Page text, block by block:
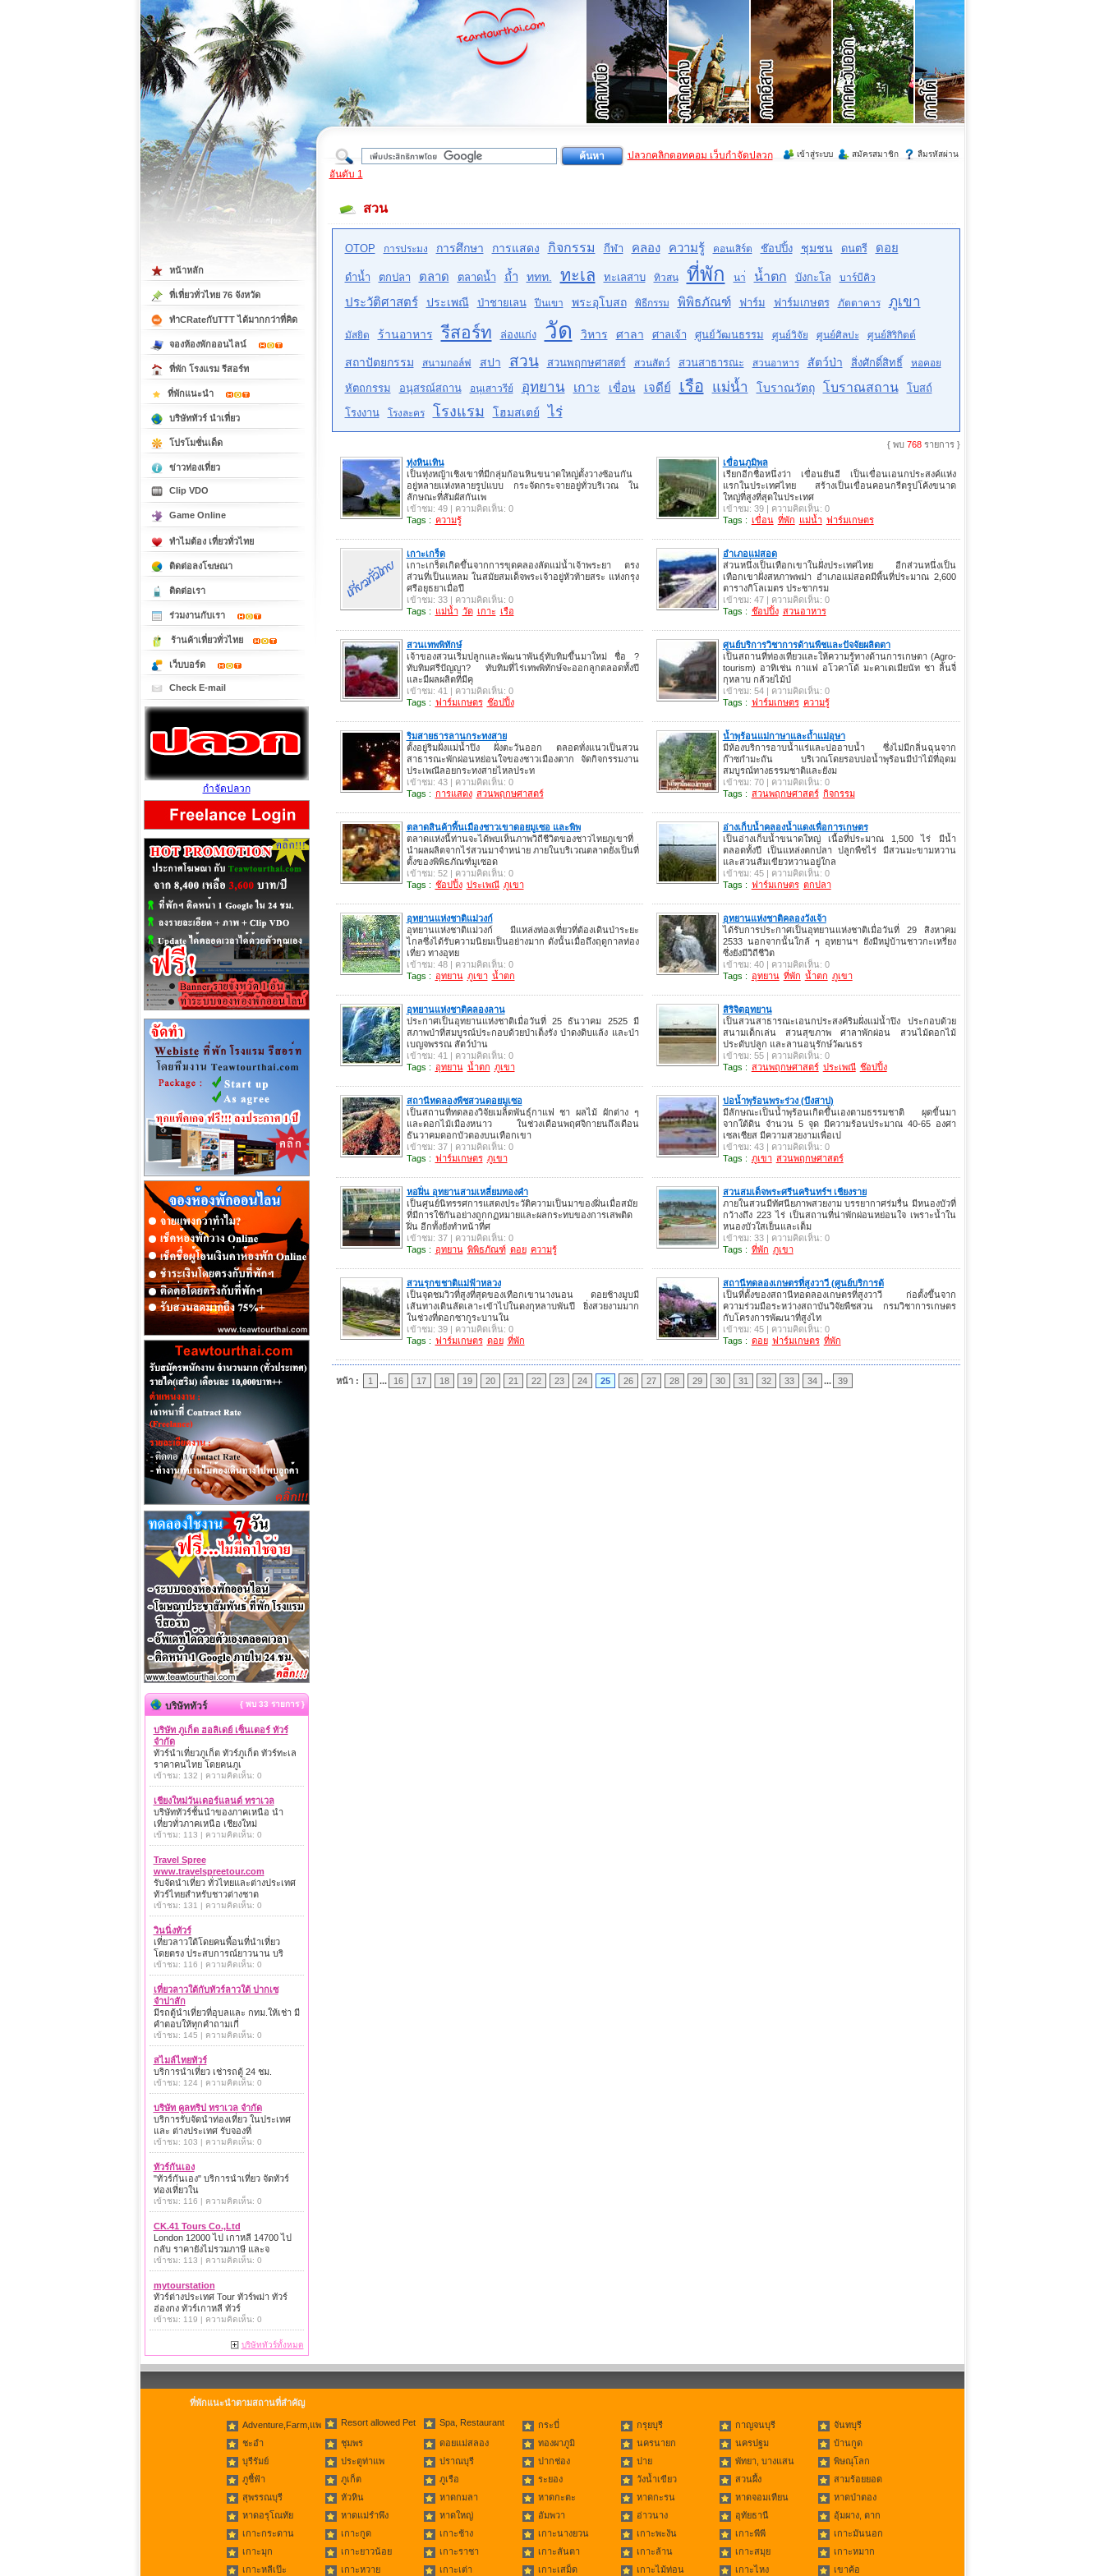
ที่เที่ยวภาคใต้
เข้าสู่ระบบ สมัครสมาชิก ลืมรหัสผ่าน
ปลวกคลิกดอทคอม เว็บกำจัดปลวก
อันดับ 1
สวน
OTOP การประมง การศึกษา การแสดง กิจกรรม กีฬา คลอง ความรู้ คอนเสิร์ต ช๊อปปิ้ง ชุมชน ดนตรี ดอย
ดำน้ำ ตกปลา ตลาด ตลาดน้ำ ถ้ำ ททท. ทะเล ทะเลสาบ ทิวสน ที่พัก นา่ น้ำตก บังกะโล บาร์บีคิว
ประวัติศาสตร์ ประเพณี ป่าชายเลน ปีนเขา พระอุโบสถ พิธีกรรม พิพิธภัณฑ์ ฟาร์ม ฟาร์มเกษตร ภัตตาคาร ภูเขา
มัสยิด ร้านอาหาร รีสอร์ท ล่องแก่ง วัด วิหาร ศาลา ศาลเจ้า ศูนย์วัฒนธรรม ศูนย์วิจัย ศูนย์ศิลปะ ศูนย์สิริกิตต์
สถาปัตยกรรม สนามกอล์ฟ สปา สวน สวนพฤกษศาสตร์ สวนสัตว์ สวนสาธารณะ สวนอาหาร สัตว์ป่า สิ่งศักดิ์สิทธิ์ หอคอย
หัตถกรรม อนุสรณ์สถาน อนุเสาวรีย์ อุทยาน เกาะ เขื่อน เจดีย์ เรือ แม่น้ำ โบราณวัตถุ โบราณสถาน
โบสถ์
โรงงาน
โรงละคร โรงแรม โฮมสเตย์ ไร่
{ พบ 768รายการ }
ทุ่งหินเทิน
เป็นทุ่งหญ้าเชิงเขาที่มีกลุ่มก้อนหินขนาดใหญ่ตั้งวางซ้อนกัน
อยู่หลายแห่งหลายรูปแบบ กระจัดกระจายอยู่ทั่วบริเวณ ใน
ลักษณะที่สัมผัสกันเพ
เข้าชม: 49 | ความคิดเห็น: 0
Tags : ความรู้
เขื่อนภูมิพล
เรียกอีกชื่อหนึ่งว่า เขื่อนยันฮี เป็นเขื่อนเอนกประสงค์แห่ง
แรกในประเทศไทย สร้างเป็นเขื่อนคอนกรีตรูปโค้งขนาด
ใหญ่ที่สูงที่สุดในประเทศ
เข้าชม: 39 | ความคิดเห็น: 0
Tags : เขื่อน ที่พัก แม่น้ำ ฟาร์มเกษตร
เกาะเกร็ด
เกาะเกร็ดเกิดขึ้นจากการขุดคลองลัดแม่น้ำเจ้าพระยา ตรง
ส่วนที่เป็นแหลม ในสมัยสมเด็จพระเจ้าอยู่หัวท้ายสระ แห่งกรุง
ศรีอยุธยาเมื่อปี
เข้าชม: 33 | ความคิดเห็น: 0
Tags : แม่น้ำ วัด เกาะ เรือ
อำเภอแม่สอด
ส่วนหนึ่งเป็นเทือกเขาในฝั่งประเทศไทย อีกส่วนหนึ่งเป็น
เทือกเขาฝั่งสหภาพพม่า อำเภอแม่สอดมีพื้นที่ประมาณ 2,600
ตารางกิโลเมตร ประชากรม
เข้าชม: 47 | ความคิดเห็น: 0
Tags : ช๊อปปิ้ง สวนอาหาร
สวนเทพพิทักษ์
เจ้าของสวนเริ่มปลูกและพัฒนาพันธุ์ทับทิมขึ้นมาใหม่ ชื่อ ?
ทับทิมศรีปัญญา? ทับทิมที่ไร่เทพพิทักษ์จะออกลูกตลอดทั้งปี
และมีผลผลิตที่มีคุ
เข้าชม: 41 | ความคิดเห็น: 0
Tags : ฟาร์มเกษตร ช๊อปปิ้ง
ศูนย์บริการวิชาการด้านพืชและปัจจัยผลิตตา
เป็นสถานที่ท่องเที่ยวและให้ความรู้ทางด้านการเกษตา (Agro-
tourism) อาทิเช่น กาแฟ อโวคาโด้ มะคาเดเมียนัท ชา ลิ้นจี่
กุหลาบ กล้วยไม้ป่
เข้าชม: 54 | ความคิดเห็น: 0
Tags : ฟาร์มเกษตร ความรู้
ริมสายธารลานกระทงสาย
ตั้งอยู่ริมฝั่งแม่น้ำปิง ฝั่งตะวันออก ตลอดทั่งแนวเป็นสวน
สาธารณะพักผ่อนหย่อนใจของชาวเมืองตาก จัดกิจกรรมงาน
ประเพณีลอยกระทงสายไหลประท
เข้าชม: 43 | ความคิดเห็น: 0
Tags : การแสดง สวนพฤกษศาสตร์
น้ำพุร้อนแม่กาษาและถ้ำแม่อุษา
มีห้องบริการอาบน้ำแร่และบ่ออาบน้ำ ซึ่งไม่มีกลิ่นฉุนจาก
ก๊าซกำมะถัน บริเวณโดยรอบบ่อน้ำพุร้อนมีป่าไม้ที่อุดม
สมบูรณ์ทางธรรมชาติและยังม
เข้าชม: 70 | ความคิดเห็น: 0
Tags : สวนพฤกษศาสตร์ กิจกรรม
ตลาดสินค้าพื้นเมืองชาวเขาดอยมูเซอ และพิพ
ตลาดแห่งนี้ท่านจะได้พบเห็นภาพวิถีชีวิตของชาวไทยภูเขาที่
นำผลผลิตจากไร่สวนมาจำหน่าย ภายในบริเวณตลาดยังเป็นที่
ตั้งของพิพิธภัณฑ์มูเซอด
เข้าชม: 52 | ความคิดเห็น: 0
Tags : ช๊อปปิ้ง ประเพณี ภูเขา
อ่างเก็บน้ำคลองน้ำแดงเพื่อการเกษตร
เป็นอ่างเก็บน้ำขนาดใหญ่ เนื้อที่ประมาณ 1,500 ไร่ มีน้ำ
ตลอดทั้งปี เป็นแหล่งตกปลา ปลูกพืชไร่ มีสวนมะขามหวาน
และสวนส้มเขียวหวานอยู่ใกล
เข้าชม: 45 | ความคิดเห็น: 0
Tags : ฟาร์มเกษตร ตกปลา
อุทยานแห่งชาติแม่วงก์
อุทยานแห่งชาติแม่วงก์ มีแหล่งท่องเที่ยวที่ต้องเดินป่าระยะ
ไกลซึ่งได้รับความนิยมเป็นอย่างมาก ดังนั้นเมื่อถึงฤดูกาลท่อง
เที่ยว ทางอุทย
เข้าชม: 48 | ความคิดเห็น: 0
Tags : อุทยาน ภูเขา น้ำตก
อุทยานแห่งชาติคลองวังเจ้า
ได้รับการประกาศเป็นอุทยานแห่งชาติเมื่อวันที่ 29 สิงหาคม
2533 นอกจากนั้นใกล้ ๆ อุทยานฯ ยังมีหมู่บ้านชาวกะเหรี่ยง
ซึ่งยังมีวิถีชีวิต
เข้าชม: 40 | ความคิดเห็น: 0
Tags : อุทยาน ที่พัก น้ำตก ภูเขา
อุทยานแห่งชาติคลองลาน
ประกาศเป็นอุทยานแห่งชาติเมื่อวันที่ 25 ธันวาคม 2525 มี
สภาพป่าที่สมบูรณ์ประกอบด้วยป่าเต็งรัง ป่าดงดิบแล้ง และป่า
เบญจพรรณ สัตว์ป่าน
เข้าชม: 41 | ความคิดเห็น: 0
Tags : อุทยาน น้ำตก ภูเขา
สิริจิตอุทยาน
เป็นสวนสาธารณะเอนกประสงค์ริมฝั่งแม่น้ำปิง ประกอบด้วย
สนามเด็กเล่น สวนสุขภาพ ศาลาพักผ่อน สวนไม้ดอกไม้
ประดับปลูก และลานอนุรักษ์วัฒนธร
เข้าชม: 55 | ความคิดเห็น: 0
Tags : สวนพฤกษศาสตร์ ประเพณี ช๊อปปิ้ง
สถานีทดลองพืชสวนดอยมูเซอ
เป็นสถานที่ทดลองวิจัยเมล็ดพันธุ์กาแฟ ชา ผลไม้ ผักต่าง ๆ
และดอกไม้เมืองหนาว ในช่วงเดือนพฤศจิกายนถึงเดือน
ธันวาคมดอกบัวตองบนเทือกเขา
เข้าชม: 37 | ความคิดเห็น: 0
Tags : ฟาร์มเกษตร ภูเขา
บ่อน้ำพุร้อนพระร่วง (บึงสาป)
มีลักษณะเป็นน้ำพุร้อนเกิดขึ้นเองตามธรรมชาติ ผุดขี้นมา
จากใต้ดิน จำนวน 5 จุด มีความร้อนประมาณ 40-65 องศา
เซลเซียส มีความสวยงามเพื่อเป
เข้าชม: 43 | ความคิดเห็น: 0
Tags : ภูเขา สวนพฤกษศาสตร์
หอฝิ่น อุทยานสามเหลี่ยมทองคำ
เป็นศูนย์นิทรรศการแสดงประวัติความเป็นมาของฝิ่นเมื่อสมัย
ที่มีการใช้กันอย่างถูกกฏหมายและผลกระทบของการเสพติด
ฝิ่น อีกทั้งยังทำหน้าที่ศ
เข้าชม: 37 | ความคิดเห็น: 0
Tags : อุทยาน พิพิธภัณฑ์ ดอย ความรู้
สวนสมเด็จพระศรีนครินทร์ฯ เชียงราย
ภายในสวนมีทัศนียภาพสวยงาม บรรยากาศร่มรื่น มีหนองบัวที่
กว้างถึง 223 ไร่ เป็นสถานที่น่าพักผ่อนหย่อนใจ เพราะน้ำใน
หนองบัวใสเย็นและเต็ม
เข้าชม: 33 | ความคิดเห็น: 0
Tags : ที่พัก ภูเขา
สวนรุกขชาติแม่ฟ้าหลวง
เป็นจุดชมวิวที่สูงที่สุดของเทือกเขานางนอน ดอยช้างมูบมี
เส้นทางเดินลัดเลาะเข้าไปในดงกุหลาบพันปี ยิ่งสวยงามมาก
ในช่วงที่ดอกซากูระบานใน
เข้าชม: 39 | ความคิดเห็น: 0
Tags : ฟาร์มเกษตร ดอย ที่พัก
สถานีทดลองเกษตรที่สูงวาวี (ศูนย์บริการด้
เป็นที่ตั้งของสถานีทอดลองเกษตรที่สูงวาวี ก่อตั้งขึ้นจาก
ความร่วมมือระหว่างสถาบันวิจัยพืชสวน กรมวิชาการเกษตร
กับโครงการพัฒนาที่สูงไท
เข้าชม: 45 | ความคิดเห็น: 0
Tags : ดอย ฟาร์มเกษตร ที่พัก
หน้า : 1 ... 16 17 18 19 20 21 22 23 24 25 26 27 28 29 30 31 32 33 34 ... 39
หน้าหลัก
ที่เที่ยวทั่วไทย 76 จังหวัด
ทำCRateกับTTT ได้มากกว่าที่คิด
จองห้องพักออนไลน์
ที่พัก โรงแรม รีสอร์ท
ที่พักแนะนำ
บริษัททัวร์ นำเที่ยว
โปรโมชั่นเด็ด
ข่าวท่องเที่ยว
Clip VDO
Game Online
ทำไมต้อง เที่ยวทั่วไทย
ติดต่อลงโฆษณา
ติดต่อเรา
ร่วมงานกับเรา
ร้านค้าเที่ยวทั่วไทย
เว็บบอร์ด
Check E-mail
กำจัดปลวก
บริษัททัวร์ { พบ 33 รายการ }
บริษัท ภูเก็ต ฮอลิเดย์ เซ็นเตอร์ ทัวร์
จำกัด
ทัวร์นำเที่ยวภูเก็ต ทัวร์ภูเก็ต ทัวร์ทะเล
ราคาคนไทย โดยคนภูเ
เข้าชม: 132 | ความคิดเห็น: 0
เชียงใหม่วันเดอร์แลนด์ ทราเวล
บริษัททัวร์ชั้นนำของภาคเหนือ นำ
เที่ยวทั่วภาคเหนือ เชียงใหม่
เข้าชม: 113 | ความคิดเห็น: 0
Travel Spree
www.travelspreetour.com
รับจัดนำเที่ยว ทั่วไทยและต่างประเทศ
ทัวร์ไทยสำหรับชาวต่างชาต
เข้าชม: 131 | ความคิดเห็น: 0
วินนิ่งทัวร์
เที่ยวลาวใต้โดยคนพื้อนที่นำเที่ยว
โดยตรง ประสบการณ์ยาวนาน บริ
เข้าชม: 116 | ความคิดเห็น: 0
เที่ยวลาวใต้กับทัวร์ลาวใต้ ปากเซ
จำปาสัก
มีรถตู้นำเที่ยวที่อุบลและ กทม.ให้เช่า มี
คำตอบให้ทุกคำถามเกี่
เข้าชม: 145 | ความคิดเห็น: 0
สไมล์ไทยทัวร์
บริการนำเที่ยว เช่ารถตู้ 24 ชม.
เข้าชม: 124 | ความคิดเห็น: 0
บริษัท คูลทริป ทราเวล จำกัด
บริการรับจัดนำท่องเที่ยว ในประเทศ
และ ต่างประเทศ รับจองที่
เข้าชม: 103 | ความคิดเห็น: 0
ทัวร์กันเอง
"ทัวร์กันเอง" บริการนำเที่ยว จัดทัวร์
ท่องเที่ยวใน
เข้าชม: 116 | ความคิดเห็น: 0
CK.41 Tours Co.,Ltd
London 12000 ไป เกาหลี 14700 ไป
กลับ ราคายังไม่รวมภาษี และจ
เข้าชม: 113 | ความคิดเห็น: 0
mytourstation
ทัวร์ต่างประเทศ Tour ทัวร์พม่า ทัวร์
ฮ่องกง ทัวร์เกาหลี ทัวร์
เข้าชม: 119 | ความคิดเห็น: 0
บริษัททัวร์ทั้งหมด
ที่พักแนะนำตามสถานที่สำคัญ
Adventure,Farm,แพ Resort allowed Pet Spa, Restaurant กระบี่ กรุยบุรี กาญจนบุรี
จันทบุรี
ชะอำ
ชุมพร ดอยแม่สลอง ทองผาภูมิ นครนายก นครปฐม
บ้านกูด
บุรีรัมย์
ประตูท่าแพ ปราณบุรี ปากช่อง ปาย พัทยา, บางแสน
พิษณุโลก
ภูชี้ฟ้า
ภูเก็ต ภูเรือ ระยอง วังน้ำเขียว สวนผึ้ง
สามร้อยยอด
สุพรรณบุรี
หัวหิน หาดกมลา หาดกะตะ หาดกะรน หาดจอมเทียน
หาดป่าตอง
หาดอรุโณทัย
หาดแม่รำพึง หาดใหญ่ อัมพวา อ่าวนาง อุทัยธานี
อุ้มผาง, ตาก
เกาะกระดาน
เกาะกูด เกาะช้าง เกาะนางยวน เกาะพะงัน เกาะพีพี
เกาะมันนอก
เกาะมุก
เกาะยาวน้อย เกาะราชา เกาะลันตา เกาะล้าน เกาะสมุย
เกาะหมาก
เกาะหลีเป๊ะ
เกาะหวาย เกาะเต่า เกาะเสม็ด เกาะไม้ท่อน เกาะไหง เขาค้อ